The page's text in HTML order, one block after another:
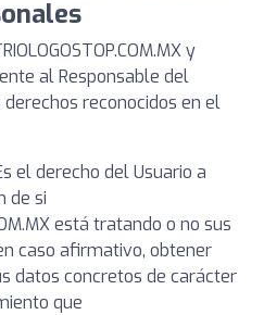
y
al Responsable del
reconocidos en el
el derecho del Usuario a
de si
está tratando o no sus
caso afirmativo, obtener
datos concretos de carácter
que